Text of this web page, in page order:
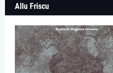
Allu Friscu